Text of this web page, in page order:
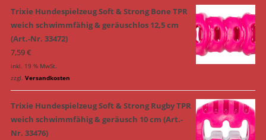
Trixie Hundespielzeug Soft & Strong Bone TPR
weich schwimmfähig & geräuschlos 12,5 cm
(Art.-Nr. 33472)
7,59€
inkl. 19 % MwSt.
zzgl. Versandkosten
Trixie Hundespielzeug Soft & Strong Rugby TPR
weich schwimmfähig & geräusch 10 cm (Art.-
Nr. 33476)